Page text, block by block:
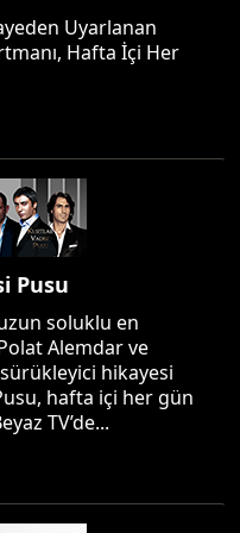
Uyarlanan
Hafta İçi Her
Pusu
soluklu en
Alemdar ve
hikayesi
hafta içi her gün
TV’de...